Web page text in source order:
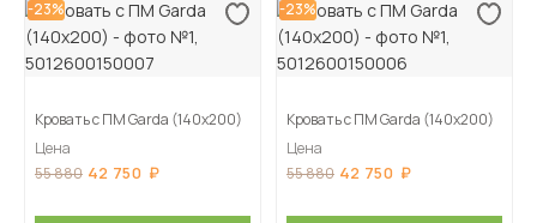
-23%
Кровать с ПМ Garda (140х200)
Цена
55 880 42 750
-23%
Кровать с ПМ Garda (140х200)
Цена
55 880 42 750